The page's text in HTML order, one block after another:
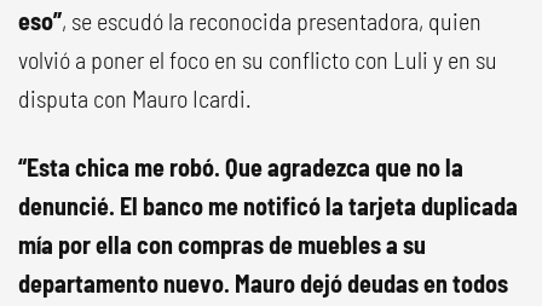
eso”, se escudó la reconocida presentadora, quien
volvió a poner el foco en su conflicto con Luli y en su
disputa con Mauro Icardi.
“Esta chica me robó. Que agradezca que no la
denuncié. El banco me notificó la tarjeta duplicada
mía por ella con compras de muebles a su
departamento nuevo. Mauro dejó deudas en todos